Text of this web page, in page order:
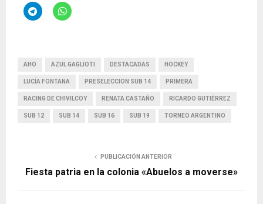
AHO AZUL GAGLIOTI DESTACADAS HOCKEY
LUCÍA FONTANA PRESELECCION SUB 14 PRIMERA
RACING DE CHIVILCOY RENATA CASTAÑO RICARDO GUTIÉRREZ
SUB 12 SUB 14 SUB 16 SUB 19 TORNEO ARGENTINO
PUBLICACIÓN ANTERIOR
Fiesta patria en la colonia «Abuelos a moverse»